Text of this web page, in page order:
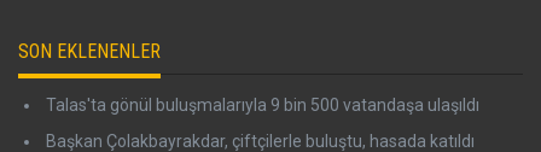
SON EKLENENLER
Talas'ta gönül buluşmalarıyla 9 bin 500 vatandaşa ulaşıldı
Başkan Çolakbayrakdar, çiftçilerle buluştu, hasada katıldı